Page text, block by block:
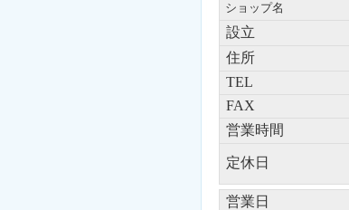
ショップ名
設立
住所
TEL
FAX
営業時間
定休日
営業日